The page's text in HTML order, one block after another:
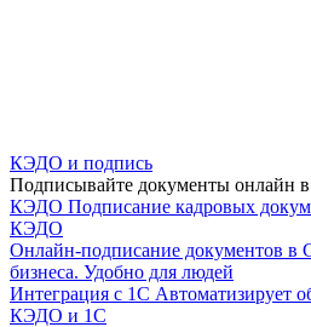
КЭДО и подпись
Подписывайте документы онлайн
КЭДО Подписание кадровых
КЭДО
Онлайн-подписание документов в
бизнеса. Удобно для людей
Интеграция с 1С Автоматизирует
КЭДО и 1С